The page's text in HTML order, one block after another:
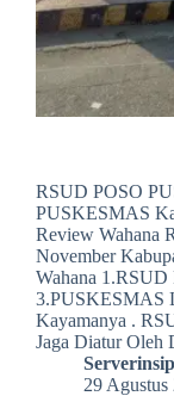
RSUD POSO
PUSKESMAS
Review Wahana
November
Wahana
3.PUSKESMAS
Kayamanya .
Jaga Diatur Oleh
29 Agustus